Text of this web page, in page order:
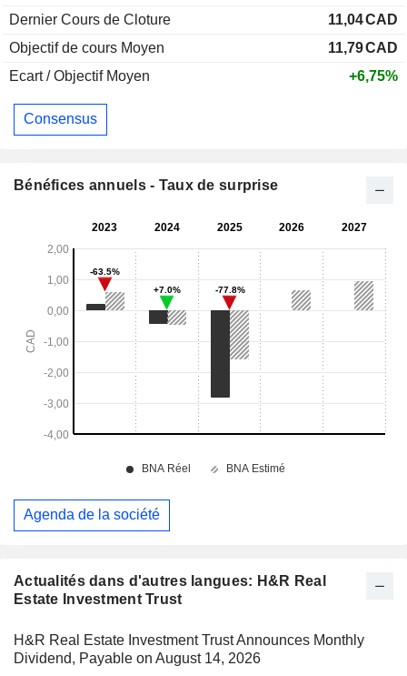
Actualités dans d'autres langues: H&R Real
Estate Investment Trust
H&R Real Estate Investment Trust Announces Monthly
Dividend, Payable on August 14, 2026
Dernier Cours de Cloture
11,04CAD
Objectif de cours Moyen
11,79CAD
Ecart / Objectif Moyen
+6,75%
Consensus
Bénéfices annuels - Taux de surprise
Agenda de la société